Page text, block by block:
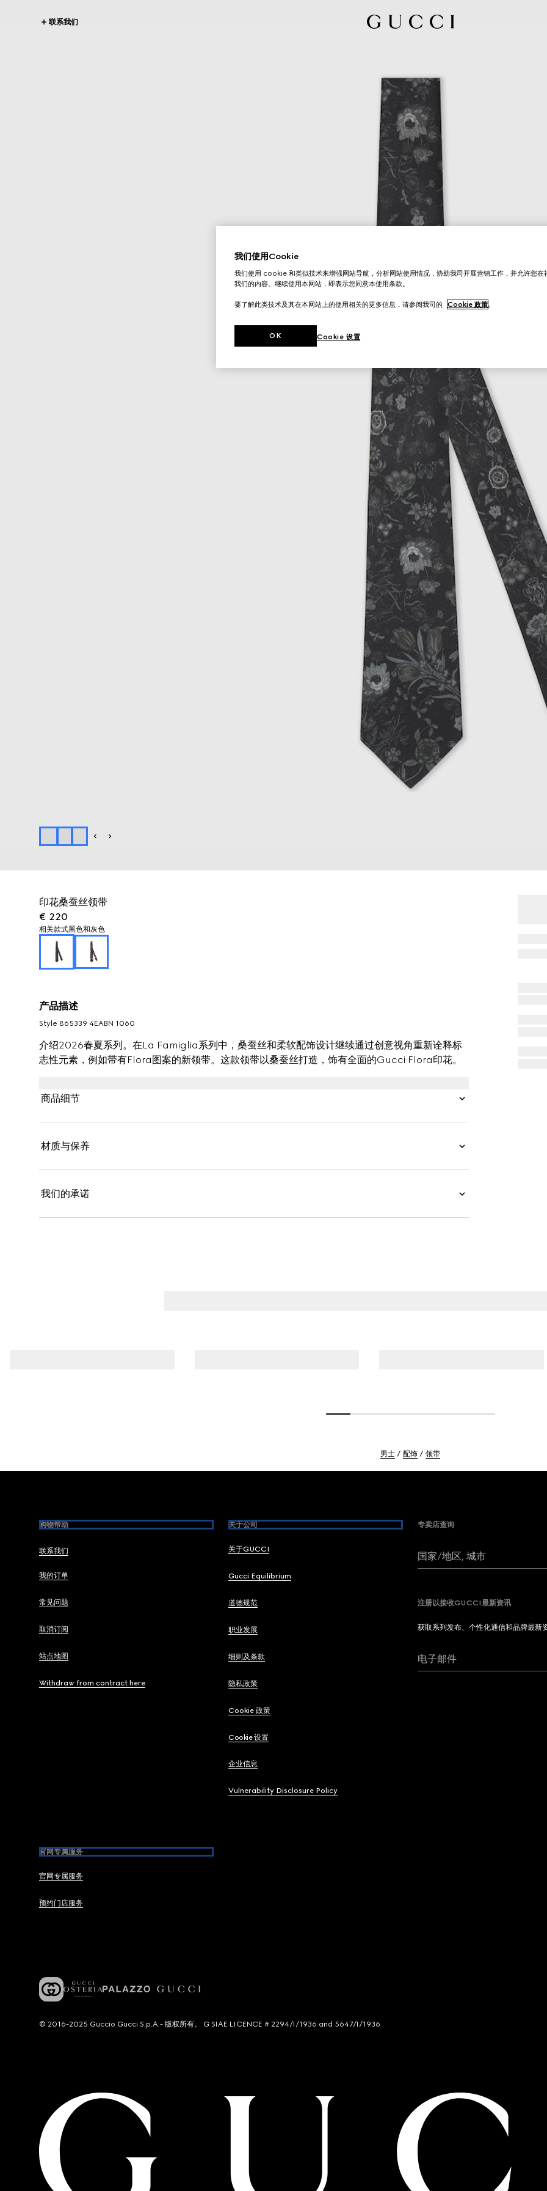
联系我们
印花桑蚕丝领带
€ 220
相关款式黑色和灰色
产品描述
Style ‎865339 4EABN 1060
介绍2026春夏系列。在La Famiglia系列中，桑蚕丝和柔软配饰设计继续通过创意视角重新诠释标
志性元素，例如带有Flora图案的新领带。这款领带以桑蚕丝打造，饰有全面的Gucci Flora印花。
商品细节
材质与保养
我们的承诺
男士 配饰 领带
购物帮助
联系我们
我的订单
常见问题
取消订阅
站点地图
Withdraw from contract here
关于公司
关于GUCCI
Gucci Equilibrium
道德规范
职业发展
细则及条款
隐私政策
Cookie 政策
Cookie 设置
企业信息
Vulnerability Disclosure Policy
官网专属服务
官网专属服务
预约门店服务
专卖店查询
国家/地区, 城市
注册以接收GUCCI最新资讯
获取系列发布、个性化通信和品牌最新
电子邮件
© 2016-2025 Guccio Gucci S.p.A.- 版权所有。 G SIAE LICENCE # 2294/I/1936 and 5647/I/1936
我们使用Cookie
我们使用 cookie 和类似技术来增强网站导航，分析网站使用情况，协助我司开展营销工作，并允许您在
我们的内容。继续使用本网站，即表示您同意本使用条款。
要了解此类技术及其在本网站上的使用相关的更多信息，请参阅我司的 Cookie 政策。
Cookie 设置
OK